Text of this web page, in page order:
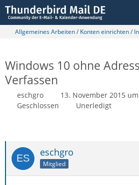
Allgemeines Arbeiten / Konten einrichten /
Windows 10 ohne
Verfassen
eschgro
13. November 2015
Geschlossen
Unerledigt
eschgro
Mitglied